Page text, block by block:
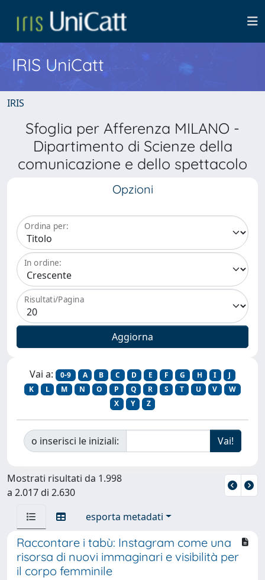
IRIS UniCatt
IRIS
Sfoglia per Afferenza MILANO -
Dipartimento di Scienze della
comunicazione e dello spettacolo
Opzioni
Ordina per:
In ordine:
Risultati/Pagina
Vai a: 0-9 A B C D E F G H I
J
K
L M N O P Q R S T U V
W
X
Y Z
o inserisci le iniziali:
Mostrati risultati da 1.998
a 2.017 di 2.630
esporta metadati
Raccontare i tabù: Instagram come una
risorsa di nuovi immaginari e visibilità per
il corpo femminile